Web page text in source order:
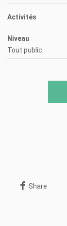
Activités
Niveau
Tout public
Share